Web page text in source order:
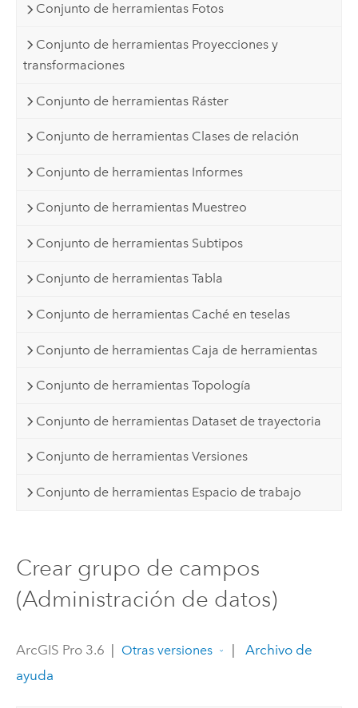
Conjunto de herramientas Fotos
Conjunto de herramientas Proyecciones y
transformaciones
Conjunto de herramientas Ráster
Conjunto de herramientas Clases de relación
Conjunto de herramientas Informes
Conjunto de herramientas Muestreo
Conjunto de herramientas Subtipos
Conjunto de herramientas Tabla
Conjunto de herramientas Caché en teselas
Conjunto de herramientas Caja de herramientas
Conjunto de herramientas Topología
Conjunto de herramientas Dataset de trayectoria
Conjunto de herramientas Versiones
Conjunto de herramientas Espacio de trabajo
Crear grupo de campos
(Administración de datos)
ArcGIS Pro 3.6 | Otras versiones |
Archivo de
ayuda